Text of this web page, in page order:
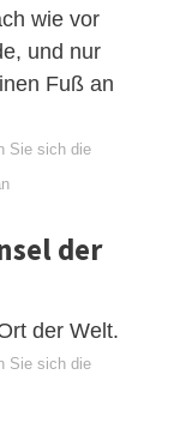
wie vor
und nur
Fuß an
Sie sich die
der
der Welt.
Sie sich die